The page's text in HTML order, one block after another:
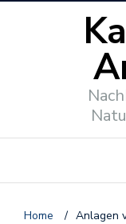
Home / Anlagen